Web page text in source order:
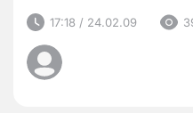
17:18 / 24.02.09